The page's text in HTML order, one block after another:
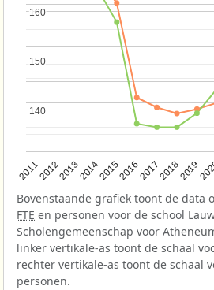
201120122013201420152016201720182019
140
140
150
150
160
160
Bovenstaande grafiek toont de data
FTE en personen voor de school
Scholengemeenschap voor
linker vertikale-as toont de schaal
rechter vertikale-as toont de schaal
personen.